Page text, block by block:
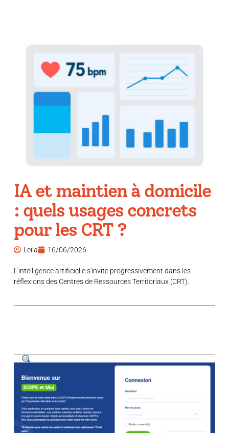
IA et maintien à domicile
: quels usages concrets
pour les CRT ?
Leila 16/06/2026
L'intelligence artificielle s'invite progressivement dans les
réflexions des Centres de Ressources Territoriaux (CRT).